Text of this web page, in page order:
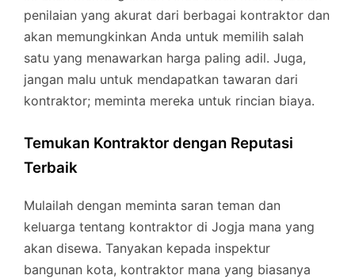
penilaian yang akurat dari berbagai kontraktor dan
akan memungkinkan Anda untuk memilih salah
satu yang menawarkan harga paling adil. Juga,
jangan malu untuk mendapatkan tawaran dari
kontraktor; meminta mereka untuk rincian biaya.
Temukan Kontraktor dengan Reputasi
Terbaik
Mulailah dengan meminta saran teman dan
keluarga tentang kontraktor di Jogja mana yang
akan disewa. Tanyakan kepada inspektur
bangunan kota, kontraktor mana yang biasanya